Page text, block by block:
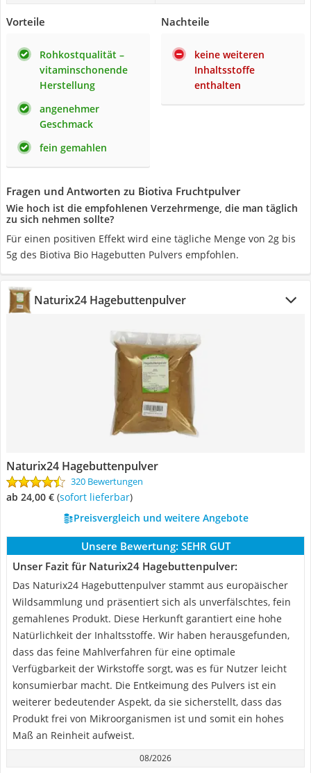
Vorteile
Rohkostqualität –
vitaminschonende
Herstellung
angenehmer
Geschmack
fein gemahlen
Nachteile
keine weiteren
Inhaltsstoffe
enthalten
Fragen und Antworten zu Biotiva Fruchtpulver
Wie hoch ist die empfohlenen Verzehrmenge, die man täglich
zu sich nehmen sollte?
Für einen positiven Effekt wird eine tägliche Menge von 2g bis
5g des Biotiva Bio Hagebutten Pulvers empfohlen.
Naturix24 Hagebuttenpulver
Naturix24 Hagebuttenpulver
320 Bewertungen
ab 24,00 € ( Sofort lieferbar)
Preisvergleich und weitere Angebote
Unsere Bewertung: SEHR GUT
Unser Fazit für Naturix24 Hagebuttenpulver:
Das Naturix24 Hagebuttenpulver stammt aus europäischer
Wildsammlung und präsentiert sich als unverfälschtes, fein
gemahlenes Produkt. Diese Herkunft garantiert eine hohe
Natürlichkeit der Inhaltsstoffe. Wir haben herausgefunden,
dass das feine Mahlverfahren für eine optimale
Verfügbarkeit der Wirkstoffe sorgt, was es für Nutzer leicht
konsumierbar macht. Die Entkeimung des Pulvers ist ein
weiterer bedeutender Aspekt, da sie sicherstellt, dass das
Produkt frei von Mikroorganismen ist und somit ein hohes
Maß an Reinheit aufweist.
08/2026